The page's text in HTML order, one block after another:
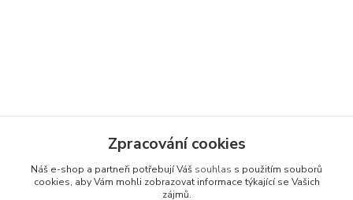
Zpracování cookies
Náš e-shop a partneři potřebují Váš souhlas s použitím souborů
cookies, aby Vám mohli zobrazovat informace týkající se Vašich
zájmů.